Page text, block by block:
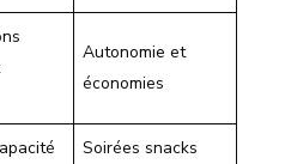
Autonomie et
économies
Soirées snacks